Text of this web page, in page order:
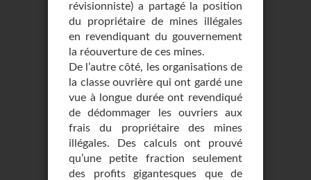
révisionniste) a partagé la position
du propriétaire de mines illégales
en revendiquant du gouvernement
la réouverture de ces mines.
De l’autre côté, les organisations de
la classe ouvrière qui ont gardé une
vue à longue durée ont revendiqué
de dédommager les ouvriers aux
frais du propriétaire des mines
illégales. Des calculs ont prouvé
qu’une petite fraction seulement
des profits gigantesques que de